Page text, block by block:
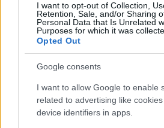
I want to opt-out of Collection,
Retention, Sale, and/or Sharing
Personal Data that Is Unrelated
Purposes for which it was
Opted Out
Google consents
I want to allow Google to enable
related to advertising like
device identifiers in apps.
Χρησιμοποιείς Google passkeys